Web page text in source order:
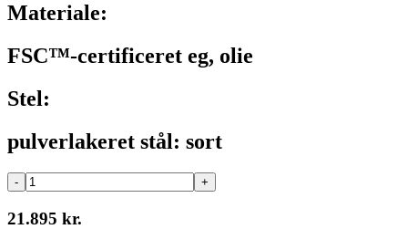
Materiale:
FSC™-certificeret eg, olie
Stel:
pulverlakeret stål: sort
- +
21.895 kr.